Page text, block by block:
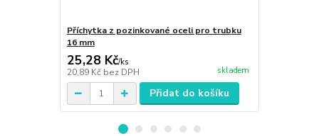
Příchytka z pozinkované oceli pro trubku
16 mm
25,28 Kč/ks
20,89 Kč bez DPH skladem
Přidat do košíku